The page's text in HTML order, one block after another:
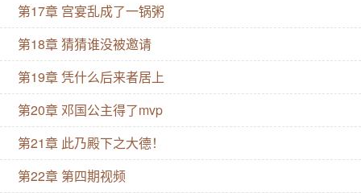
第17章 宫宴乱成了一锅粥
第18章 猜猜谁没被邀请
第19章 凭什么后来者居上
第20章 邓国公主得了mvp
第21章 此乃殿下之大德！
第22章 第四期视频